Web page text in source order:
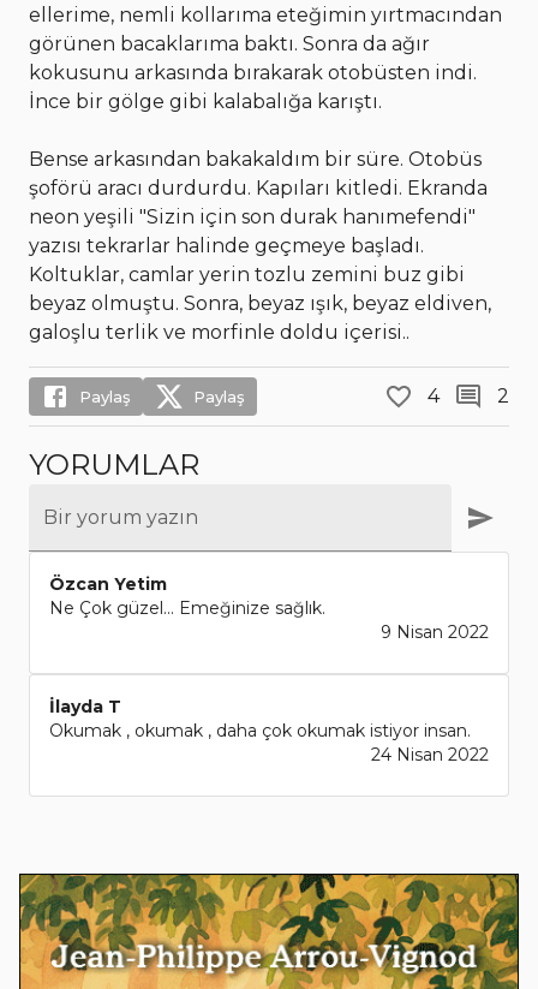
ellerime, nemli kollarıma eteğimin yırtmacından
görünen bacaklarıma baktı. Sonra da ağır
kokusunu arkasında bırakarak otobüsten indi.
İnce bir gölge gibi kalabalığa karıştı.
Bense arkasından bakakaldım bir süre. Otobüs
şoförü aracı durdurdu. Kapıları kitledi. Ekranda
neon yeşili "Sizin için son durak hanımefendi"
yazısı tekrarlar halinde geçmeye başladı.
Koltuklar, camlar yerin tozlu zemini buz gibi
beyaz olmuştu. Sonra, beyaz ışık, beyaz eldiven,
galoşlu terlik ve morfinle doldu içerisi..
Paylaş Paylaş 4 2
YORUMLAR
Bir yorum yazın
Özcan Yetim
Ne Çok güzel... Emeğinize sağlık.
9 Nisan 2022
İlayda T
Okumak , okumak , daha çok okumak istiyor insan.
24 Nisan 2022